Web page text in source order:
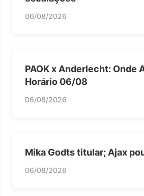
06/08/2026
PAOK x Anderlecht: Onde
Horário 06/08
06/08/2026
Mika Godts titular; Ajax
06/08/2026